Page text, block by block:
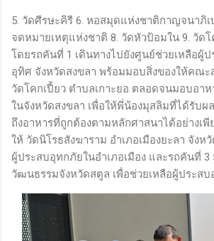
5. วัดศีรษะคิรี 6. หอสมุดแห่งชาติกาญจนาภิเ
จดหมายเหตุแห่งชาติ 8. วัดหัวป้อมใน 9. วัด
โดยรถคันที่ 1 เดินทางไปยังศูนย์ช่วยเหลือผู้
อุทิศ จังหวัดสงขลา พร้อมมอบสิ่งของให้คณ
วัดโคกเปี้ยว ตำบลเกาะยอ ตลอดจนมอบอา
ในจังหวัดสงขลา เพื่อให้พี่น้องมุสลิมที่ได้รับผ
ถึงอาหารที่ถูกต้องตามหลักศาสนาได้อย่างเ
ให้ วัดนิโรธสังฆาราม อำเภอเมืองยะลา จังห
ผู้ประสบอุทกภัยในอำเภอเมือง และรถคันที่
วัฒนธรรมจังหวัดสตูล เพื่อช่วยเหลือผู้ประสบ